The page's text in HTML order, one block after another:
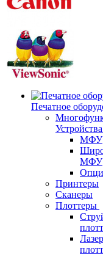
Печатное
Устройства
МФУ
МФУ
Принтеры
Сканеры
Плоттеры